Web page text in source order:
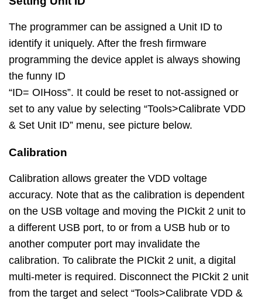
The programmer can be assigned a Unit ID to
identify it uniquely. After the fresh firmware
programming the device applet is always showing
the funny ID
“ID= OIHoss”. It could be reset to not-assigned or
set to any value by selecting “Tools>Calibrate VDD
& Set Unit ID” menu, see picture below.
Calibration
Calibration allows greater the VDD voltage
accuracy. Note that as the calibration is dependent
on the USB voltage and moving the PICkit 2 unit to
a different USB port, to or from a USB hub or to
another computer port may invalidate the
calibration. To calibrate the PICkit 2 unit, a digital
multi-meter is required. Disconnect the PICkit 2 unit
from the target and select “Tools>Calibrate VDD &